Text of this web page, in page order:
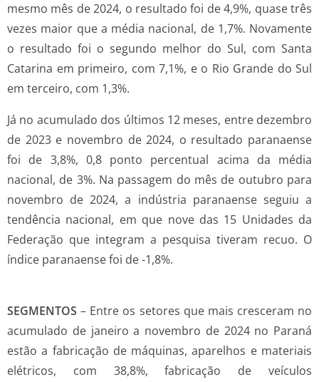
mesmo mês de 2024, o resultado foi de 4,9%, quase três
vezes maior que a média nacional, de 1,7%. Novamente
o resultado foi o segundo melhor do Sul, com Santa
Catarina em primeiro, com 7,1%, e o Rio Grande do Sul
em terceiro, com 1,3%.
Já no acumulado dos últimos 12 meses, entre dezembro
de 2023 e novembro de 2024, o resultado paranaense
foi de 3,8%, 0,8 ponto percentual acima da média
nacional, de 3%. Na passagem do mês de outubro para
novembro de 2024, a indústria paranaense seguiu a
tendência nacional, em que nove das 15 Unidades da
Federação que integram a pesquisa tiveram recuo. O
índice paranaense foi de -1,8%.
SEGMENTOS – Entre os setores que mais cresceram no
acumulado de janeiro a novembro de 2024 no Paraná
estão a fabricação de máquinas, aparelhos e materiais
elétricos, com 38,8%, fabricação de veículos